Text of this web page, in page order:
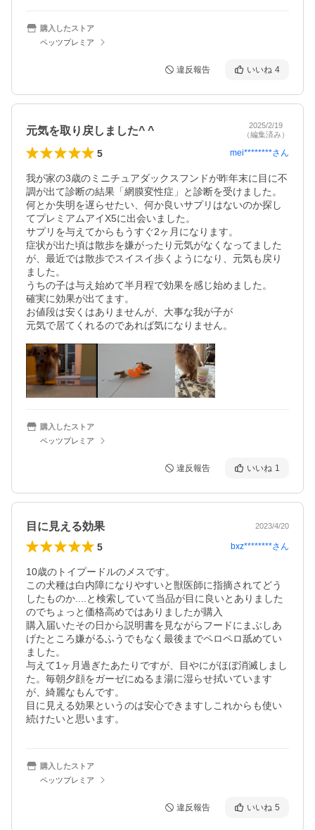
購入したストア
ペッツプレミア
違反報告 いいね 4
元気を取り戻しました^ ^
2025/2/19
（編集済み）
5 mei********さん
我が家の3歳のミニチュアダックスフンドが昨年末に目に不
調が出て診断の結果「網膜変性症」と診断を受けました。
何とか失明を遅らせたい、何か良いサプリはないのか探し
てプレミアムアイX5に出会いました。
サプリを与えてからもうすぐ2ヶ月になります。
症状が出た頃は散歩を嫌がったり元気がなくなってました
が、最近では散歩でスイスイ歩くようになり、元気も戻り
ました。
うちの子は与え始めて半月程で効果を感じ始めました。
確実に効果が出てます。
お値段は安くはありませんが、大事な我が子が
元気で居てくれるのであれば気になりません。
購入したストア
ペッツプレミア
違反報告 いいね 1
目に見える効果 2023/4/20
5 bxz********さん
10歳のトイプードルのメスです。
この犬種は白内障になりやすいと獣医師に指摘されてどう
したものか....と検索していて当品が目に良いとありました
のでちょっと価格高めではありましたが購入
購入届いたその日から説明書を見ながらフードにまぶしあ
げたところ嫌がるふうでもなく最後までペロペロ舐めてい
ました。
与えて1ヶ月過ぎたあたりですが、目やにがほぼ消滅しまし
た。毎朝夕顔をガーゼにぬるま湯に湿らせ拭いています
が、綺麗なもんです。
目に見える効果というのは安心できますしこれからも使い
続けたいと思います。
購入したストア
ペッツプレミア
違反報告 いいね 5